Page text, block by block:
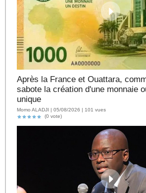
Après la France et Ouattara,
sabote la création d'une monnaie
unique
Momo ALADJI | 05/08/2026 | 101 vues
(0 vote)